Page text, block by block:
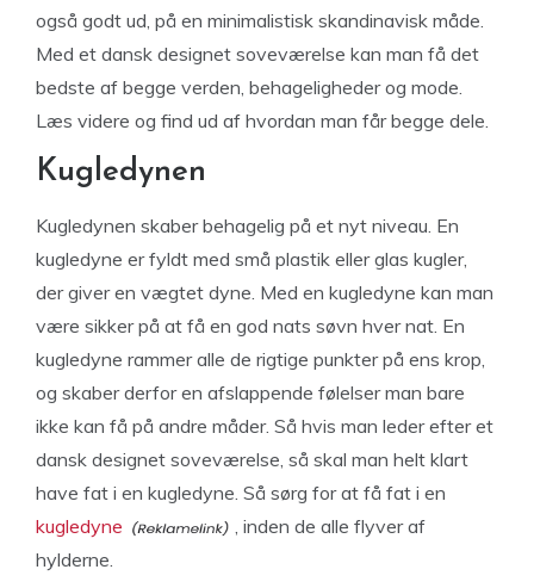
også godt ud, på en minimalistisk skandinavisk måde.
Med et dansk designet soveværelse kan man få det
bedste af begge verden, behageligheder og mode.
Læs videre og find ud af hvordan man får begge dele.
Kugledynen
Kugledynen skaber behagelig på et nyt niveau. En
kugledyne er fyldt med små plastik eller glas kugler,
der giver en vægtet dyne. Med en kugledyne kan man
være sikker på at få en god nats søvn hver nat. En
kugledyne rammer alle de rigtige punkter på ens krop,
og skaber derfor en afslappende følelser man bare
ikke kan få på andre måder. Så hvis man leder efter et
dansk designet soveværelse, så skal man helt klart
have fat i en kugledyne. Så sørg for at få fat i en
kugledyne
, inden de alle flyver af
hylderne.